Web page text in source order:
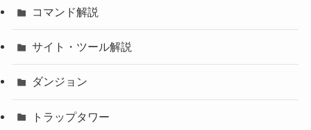
コマンド解説
サイト・ツール解説
ダンジョン
トラップタワー